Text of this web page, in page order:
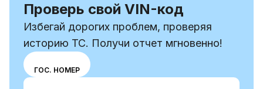
Проверь свой VIN-код
Избегай дорогих проблем, проверяя
историю ТС. Получи отчет мгновенно!
Выбери
режим
ГОС. НОМЕР
Ввести VIN-код